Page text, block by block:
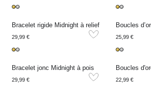
Bracelet rigide Midnight à relief
29,99 € 25,99 €
Bracelet jonc Midnight à pois
29,99 € 22,99 €